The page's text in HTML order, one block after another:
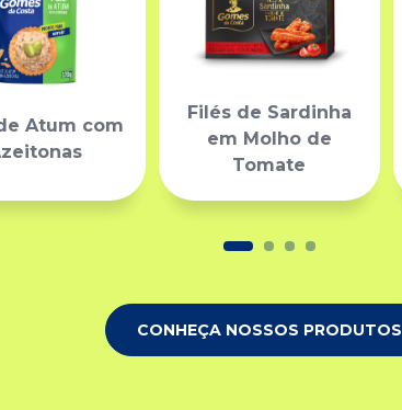
Atum com
Filés de Sardinha
em Molho de
Tomate
CONHEÇA NOSSOS PRODUTOS